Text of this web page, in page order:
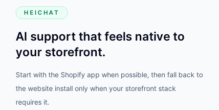
HEICHAT
AI support that feels native to
your storefront.
Start with the Shopify app when possible, then fall back to
the website install only when your storefront stack
requires it.